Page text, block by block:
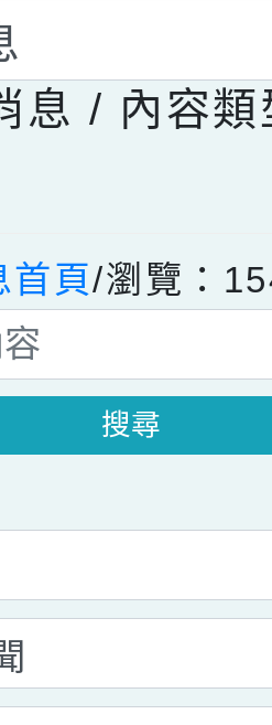
面內容會更
息 / 內容類
首頁/瀏覽：
搜尋